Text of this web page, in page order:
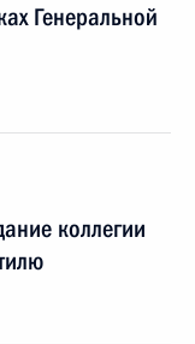
Генеральной
коллегии